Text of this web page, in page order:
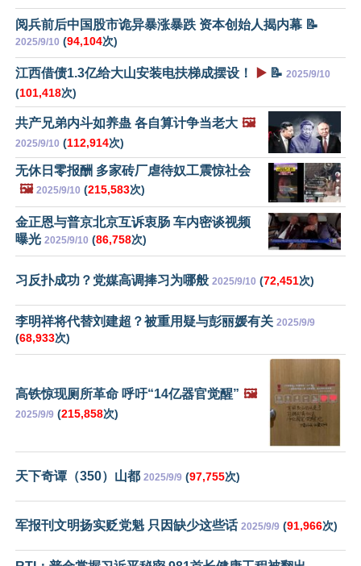
阅兵前后中国股市诡异暴涨暴跌 资本创始人揭内幕 📝
2025/9/10 (94,104次)
江西借债1.3亿给大山安装电扶梯成摆设！ ▶️ 📝 2025/9/10
(101,418次)
共产兄弟内斗如养蛊 各自算计争当老大 🖼️
2025/9/10 (112,914次)
无休日零报酬 多家砖厂虐待奴工震惊社会
🖼️ 2025/9/10 (215,583次)
金正恩与普京北京互诉衷肠 车内密谈视频
曝光 2025/9/10 (86,758次)
习反扑成功？党媒高调捧习为哪般 2025/9/10 (72,451次)
李明祥将代替刘建超？被重用疑与彭丽媛有关 2025/9/9
(68,933次)
高铁惊现厕所革命 呼吁“14亿器官觉醒” 🖼️
2025/9/9 (215,858次)
天下奇谭（350）山都 2025/9/9 (97,755次)
军报刊文明扬实贬党魁 只因缺少这些话 2025/9/9 (91,966次)